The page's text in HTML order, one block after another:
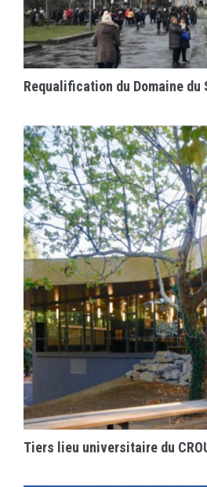
EN SAVOIR
EN SAVOIR